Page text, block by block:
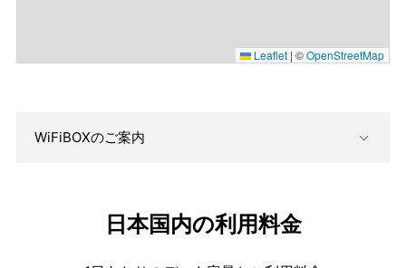
Leaflet | ©OpenStreetMap
WiFiBOXのご案内
日本国内の利用料金